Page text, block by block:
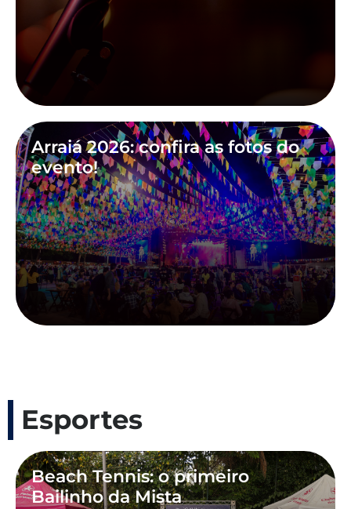
Arraiá 2026: confira as fotos do
evento!
Esportes
Beach Tennis: o primeiro
Bailinho da Mista